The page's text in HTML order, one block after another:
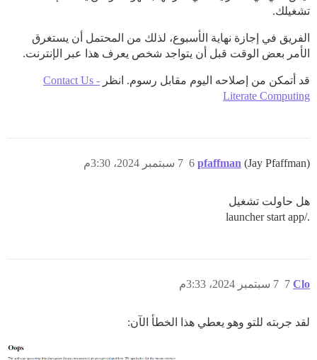
تشغيلك.
الفريق في إجازة نهاية الأسبوع، لذلك من المحتمل أن يستغرق
الأمر بعض الوقت قبل أن يتواجد شخص يعرف هذا عبر الإنترنت.
قد أتمكن من إصلاحه اليوم مقابل رسوم. انظر Contact Us -
Literate Computing
pfaffman (Jay Pfaffman) 7 سبتمبر 2024، 3:30م 6
هل حاولت تشغيل
./launcher start app
Clo 7 سبتمبر 2024، 3:33م 7
لقد جربته للتو وهو يعطي هذا الخطأ الآن: